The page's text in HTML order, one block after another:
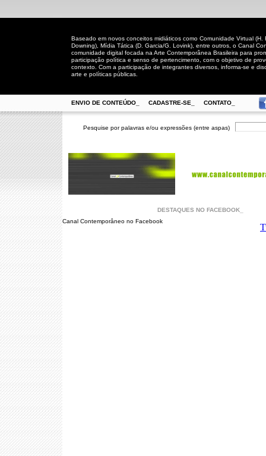
Baseado em novos conceitos midiáticos como Comunidade Virtual (H.
Downing), Mídia Tática (D. Garcia/G. Lovink), entre outros, o Canal
comunidade digital focada na Arte Contemporânea Brasileira para
participação política e senso de pertencimento, com o objetivo de
contexto. Com a participação de integrantes diversos, informa-se e
arte e políticas públicas.
ENVIO DE CONTEÚDO_ CADASTRE-SE_ CONTATO_
Pesquise por palavras e/ou expressões (entre aspas)
DESTAQUES NO FACEBOOK_
Canal Contemporâneo no Facebook